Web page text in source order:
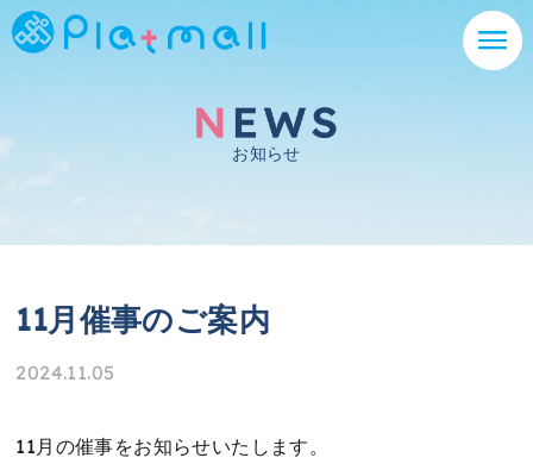
お知らせ
11月催事のご案内
2024.11.05
11月の催事をお知らせいたします。